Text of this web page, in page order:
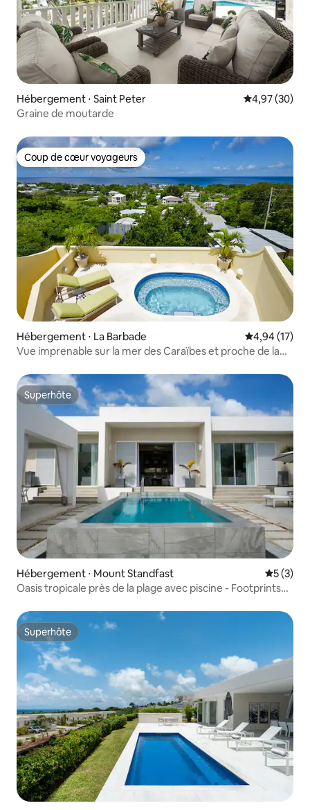
Hébergement ⋅ Saint Peter Évaluation
4,97 (30)
Graine de moutarde
Coup de cœur voyageurs
Coup de cœur voyageurs
Hébergement ⋅ La Barbade Évaluation
4,94 (17)
Vue imprenable sur la mer des Caraïbes et proche de la
Superhôte
Superhôte
Hébergement ⋅ Mount Standfast
5 (3)
Oasis tropicale près de la plage avec piscine - Footprints
Superhôte
Superhôte